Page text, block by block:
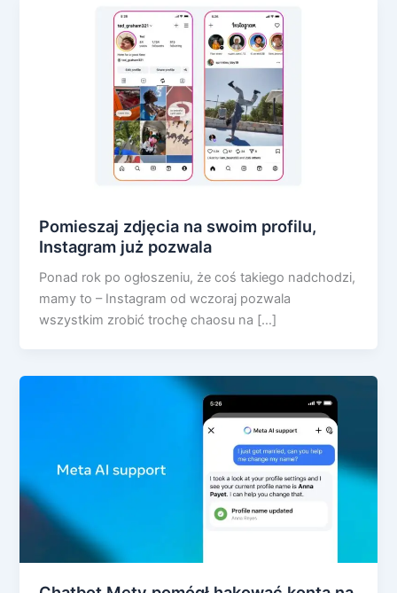
Pomieszaj zdjęcia na swoim profilu,
Instagram już pozwala
Ponad rok po ogłoszeniu, że coś takiego nadchodzi,
mamy to – Instagram od wczoraj pozwala
wszystkim zrobić trochę chaosu na […]